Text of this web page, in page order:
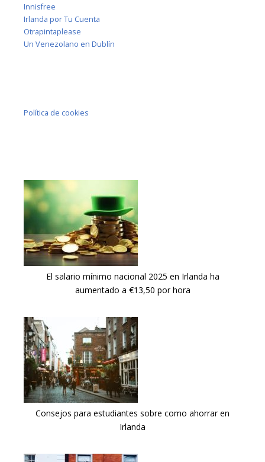
Innisfree
Irlanda por Tu Cuenta
Otrapintaplease
Un Venezolano en Dublín
Política de cookies
El salario mínimo nacional 2025 en Irlanda ha
aumentado a €13,50 por hora
Consejos para estudiantes sobre como ahorrar en
Irlanda